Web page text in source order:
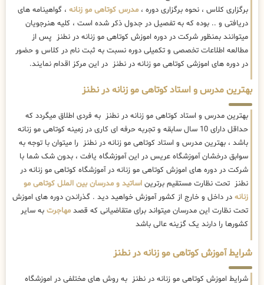
برگزاری کلاس ، نحوه برگزاری دوره ، مدرس کوتاهی مو زنانه ، گواهینامه های
دریافتی و .. بوده که به تفصیل در جدول ذکر شده است ، کلیه هنرجویان
میتوانند بمنظور شرکت در دوره اموزش کوتاهی مو زنانه در نطنز پس از
مطالعه اطلاعات تخصصی و تکمیلی دوره نسبت به ثبت نام در کلاس و حضور
در دوره های اموزشی کوتاهی مو زنانه در نطنز در این مرکز اقدام نمایند.
بهترین مدرس و استاد کوتاهی مو زنانه در نطنز
بهترین مدرس و استاد کوتاهی مو زنانه در نطنز به فردی اطلاق میگردد که
حداقل دارای 10 سال سابقه و تجربه حرفه ای کاری در زمینه کوتاهی مو زنانه
باشد ، بهترین مدرس و استاد کوتاهی مو زنانه در نطنز را میتوان با توجه به
سوابق درخشان آموزشگاه عریس در این آموزشگاه یافت ، بدون شک شما با
شرکت در دوره های اموزش کوتاهی مو زنانه در آموزشگاه کوتاهی مو زنانه در
نطنز تحت نظارت مستقیم برترین اساتید و مدرسان بین الملل کوتاهی مو
زنانه در داخل و خارج از کشور آموزش خواهید دید . گذراندن دوره های اموزش
تحت نظارت این مدرسان میتواند برای متقاضیانی که قصد مهاجرت به سایر
کشورها را دارند یک گزینه عالی باشد
شرایط آموزش کوتاهی مو زنانه در نطنز
شرایط اموزش کوتاهی مو زنانه در نطنز به روش های مختلفی در اموزشگاه